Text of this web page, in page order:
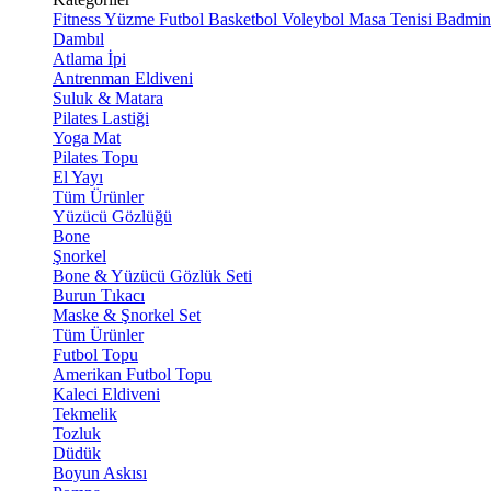
FitnessYüzme Futbol Basketbol Voleybol Masa Tenisi
Dambıl
Atlama İpi
Antrenman Eldiveni
Suluk & Matara
Pilates Lastiği
Yoga Mat
Pilates Topu
El Yayı
Tüm Ürünler
Yüzücü Gözlüğü
Bone
Şnorkel
Bone & Yüzücü Gözlük Seti
Burun Tıkacı
Maske & Şnorkel Set
Tüm Ürünler
Futbol Topu
Amerikan Futbol Topu
Kaleci Eldiveni
Tekmelik
Tozluk
Düdük
Boyun Askısı